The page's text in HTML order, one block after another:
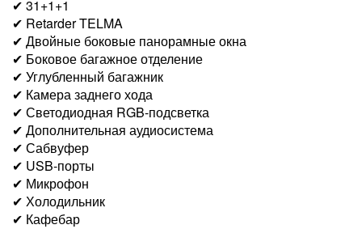
✔ 31+1+1
✔ Retarder TELMA
✔ Двойные боковые панорамные окна
✔ Боковое багажное отделение
✔ Углубленный багажник
✔ Камера заднего хода
✔ Светодиодная RGB-подсветка
✔ Дополнительная аудиосистема
✔ Сабвуфер
✔ USB-порты
✔ Микрофон
✔ Холодильник
✔ Кафебар